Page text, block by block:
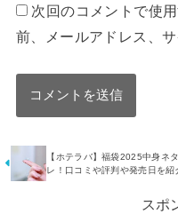
次回のコメントで使
前、メールアドレス、サ
【ホテラバ】福袋2025中身ネ
レ！口コミや評判や発売日を紹
スポ